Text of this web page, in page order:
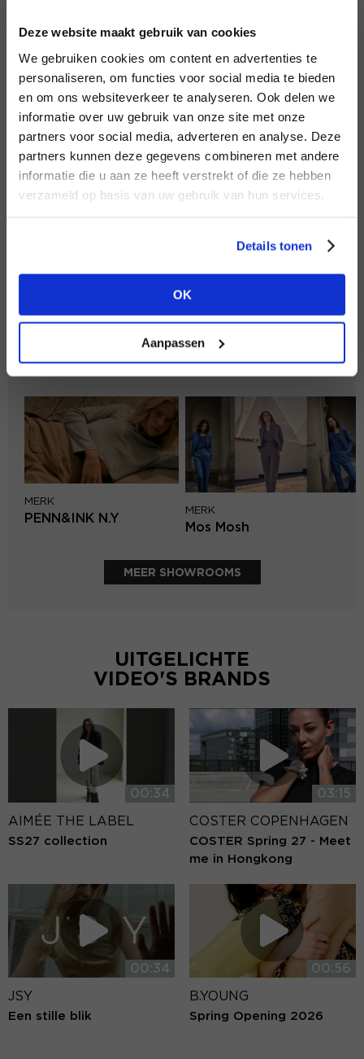
Deze website maakt gebruik van cookies
We gebruiken cookies om content en advertenties te
personaliseren, om functies voor social media te bieden
en om ons websiteverkeer te analyseren. Ook delen we
informatie over uw gebruik van onze site met onze
partners voor social media, adverteren en analyse. Deze
partners kunnen deze gegevens combineren met andere
informatie die u aan ze heeft verstrekt of die ze hebben
verzameld op basis van uw gebruik van hun services.
Details tonen
OK
Aanpassen
INLOGGEN
Wachtwoord
INLOGGEN
NOG GEEN ACCOUNT?
HEB JE NOG GEEN
ACCOUNT?
aan of bekijk de andere mogelijkheden.
BEKIJK ALLE OPTIES
MERK
Aaiko
Circle of Trust
MERK
MERK
Knit-ted
MERK
PENN&INK N.Y
MERK
Mos Mosh
MEER SHOWROOMS
UITGELICHTE
VIDEO'S BRANDS
00:34
AIMÉE THE LABEL
SS27 collection
03:15
COSTER COPENHAGEN
COSTER Spring 27 - Meet
me in Hongkong
00:34
JSY
Een stille blik
00:56
B.YOUNG
Spring Opening 2026